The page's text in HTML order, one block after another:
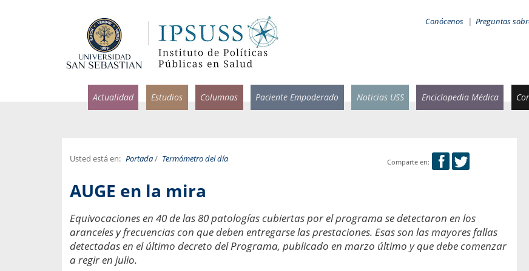
Conócenos | Preguntas
Actualidad Estudios Columnas Paciente Empoderado Noticias USS Enciclopedia Médica
Comparte en:
Usted está en: Portada/ Termómetro del día
AUGE en la mira
Equivocaciones en 40 de las 80 patologías cubiertas por el programa se detectaron en los
aranceles y frecuencias con que deben entregarse las prestaciones. Esas son las mayores fallas
detectadas en el último decreto del Programa, publicado en marzo último y que debe comenzar
a regir en julio.
médicas y
por incapacidad
Infectólogo y profesor asistente de
Pandemias del mañana
Usamos la palabra pandemia cuando
¿Cuándo será urgente la
salud bucal?